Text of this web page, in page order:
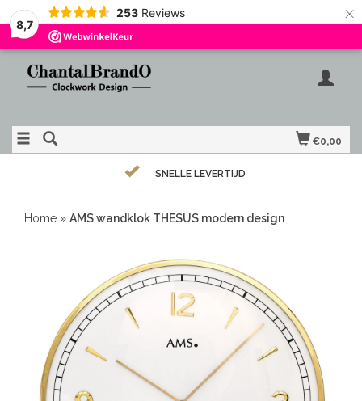
8,7
253 Reviews ×
€0,00
SNELLE LEVERTIJD
Home » AMS wandklok THESUS modern design